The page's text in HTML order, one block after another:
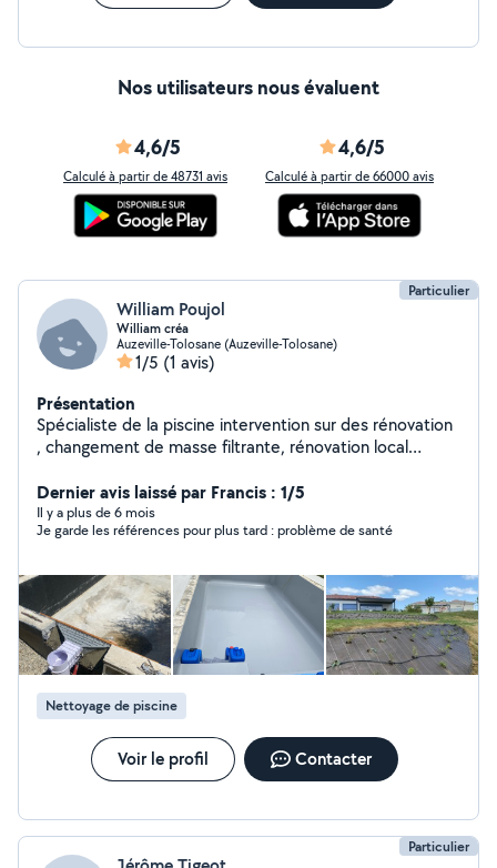
Nos utilisateurs nous évaluent
4,6/5
Calculé à partir de 48731 avis
4,6/5
Calculé à partir de 66000 avis
Particulier
William Poujol
William créa
Auzeville-Tolosane (Auzeville-Tolosane)
1/5 (1 avis)
Présentation
Spécialiste de la piscine intervention sur des rénovation
, changement de masse filtrante, rénovation local
Dernier avis laissé par Francis : 1/5
Il y a plus de 6 mois
Je garde les références pour plus tard : problème de santé
Nettoyage de piscine
Voir le profil Contacter
Particulier